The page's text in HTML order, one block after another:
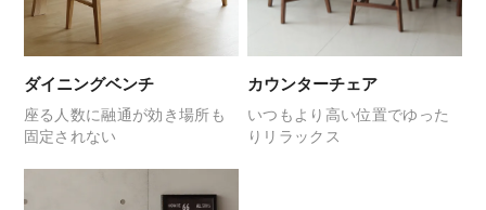
ダイニングベンチ
座る人数に融通が効き場所も
固定されない
カウンターチェア
いつもより高い位置でゆった
りリラックス